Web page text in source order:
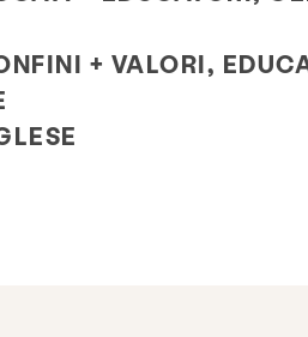
+ VALORI,